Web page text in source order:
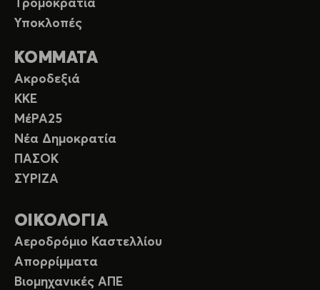
Τρομοκρατία
Υποκλοπές
ΚΟΜΜΑΤΑ
Ακροδεξιά
ΚΚΕ
ΜέΡΑ25
Νέα Δημοκρατία
ΠΑΣΟΚ
ΣΥΡΙΖΑ
ΟΙΚΟΛΟΓΙΑ
Αεροδρόμιο Καστελλίου
Απορρίμματα
Βιομηχανικές ΑΠΕ